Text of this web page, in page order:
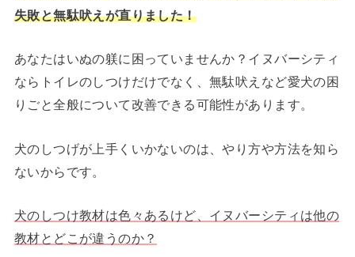
失敗と無駄吠えが直りました！
あなたはいぬの躾に困っていませんか？イヌバーシティ
ならトイレのしつけだけでなく、無駄吠えなど愛犬の困
りごと全般について改善できる可能性があります。
犬のしつげが上手くいかないのは、やり方や方法を知ら
ないからです。
犬のしつけ教材は色々あるけど、イヌバーシティは他の
教材とどこが違うのか？